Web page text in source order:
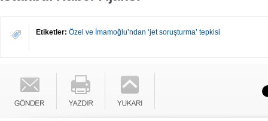
Etiketler: Özel ve İmamoğlu’ndan ‘jet soruşturma’ tepkisi